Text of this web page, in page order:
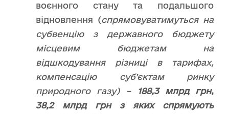
воєнного стану та подальшого
відновлення (спрямовуватимуться на
субвенцію з державного бюджету
місцевим бюджетам на
відшкодування різниці в тарифах,
компенсацію суб’єктам ринку
природного газу) –
188,3 млрд грн,
38,2 млрд грн з яких спрямують